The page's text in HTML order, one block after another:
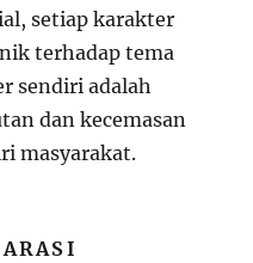
setiap karakter
terhadap tema
sendiri adalah
dan kecemasan
masyarakat.